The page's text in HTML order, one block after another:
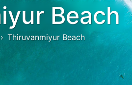
Beach
Thiruvanmiyur Beach